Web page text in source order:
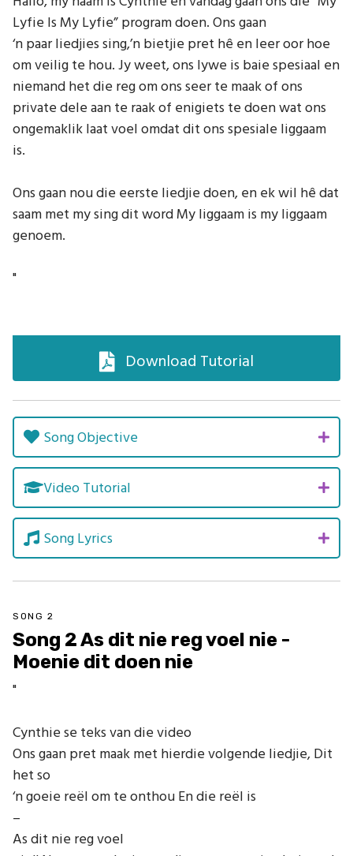
Download Tutorial
Lyfie Is My Lyfie” program doen. Ons gaan
‘n paar liedjies sing,’n bietjie pret hê en leer oor hoe
om veilig te hou. Jy weet, ons lywe is baie spesiaal en
niemand het die reg om ons seer te maak of ons
private dele aan te raak of enigiets te doen wat ons
ongemaklik laat voel omdat dit ons spesiale liggaam
is.
Ons gaan nou die eerste liedjie doen, en ek wil hê dat
saam met my sing dit word My liggaam is my liggaam
genoem.
"
Song Objective
Video Tutorial
Song Lyrics
SONG 2
Song 2 As dit nie reg voel nie -
Moenie dit doen nie
"
Cynthie se teks van die video
Ons gaan pret maak met hierdie volgende liedjie, Dit
het so
‘n goeie reël om te onthou En die reël is
–
As dit nie reg voel